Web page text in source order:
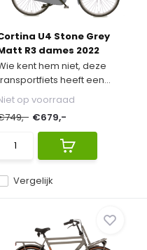
U4 Stone Grey
R3 dames 2022
kent hem niet, deze
heeft een...
Vergelijk
op voorraad
€679,-